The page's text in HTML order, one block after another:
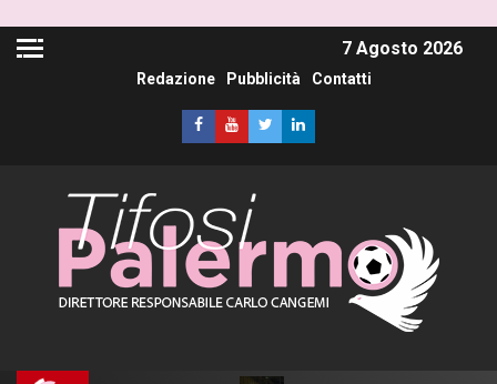
7 Agosto 2026
Redazione Pubblicità Contatti